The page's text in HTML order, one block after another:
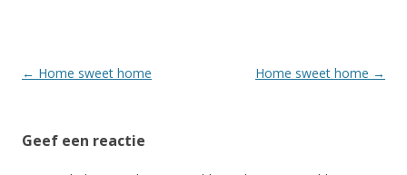
Berichtnavigatie
← Home sweet home Home sweet home →
Geef een reactie